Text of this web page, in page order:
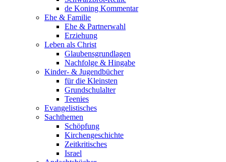
de Koning Kommentar
Ehe & Familie
Ehe & Partnerwahl
Erziehung
Leben als Christ
Glaubensgrundlagen
Nachfolge & Hingabe
Kinder- & Jugendbücher
für die Kleinsten
Grundschulalter
Teenies
Evangelistisches
Sachthemen
Schöpfung
Kirchengeschichte
Zeitkritisches
Israel